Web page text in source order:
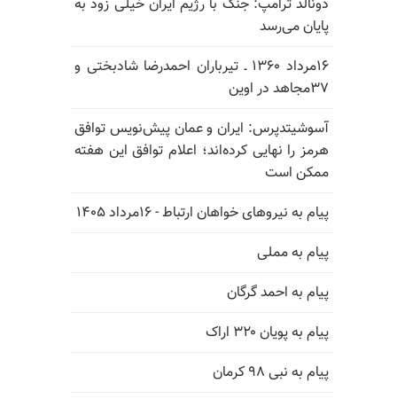
دونالد ترامپ: جنگ با رژیم ایران خیلی زود به
پایان می‌رسد
۱۶مرداد ۱۳۶۰ ـ تیرباران احمدرضا شادبختی و
۳۷مجاهد در اوین
آسوشیتدپرس: ایران و عمان پیش‌نویس توافق
هرمز را نهایی کرده‌اند؛ اعلام توافق این هفته
ممکن است
پیام به نیروهای خواهان ارتباط - ۱۶مرداد ۱۴۰۵
پیام به مملی
پیام به احمد گرگان
پیام به پویان ۳۲۰ اراک
پیام به نبی ۹۸ کرمان